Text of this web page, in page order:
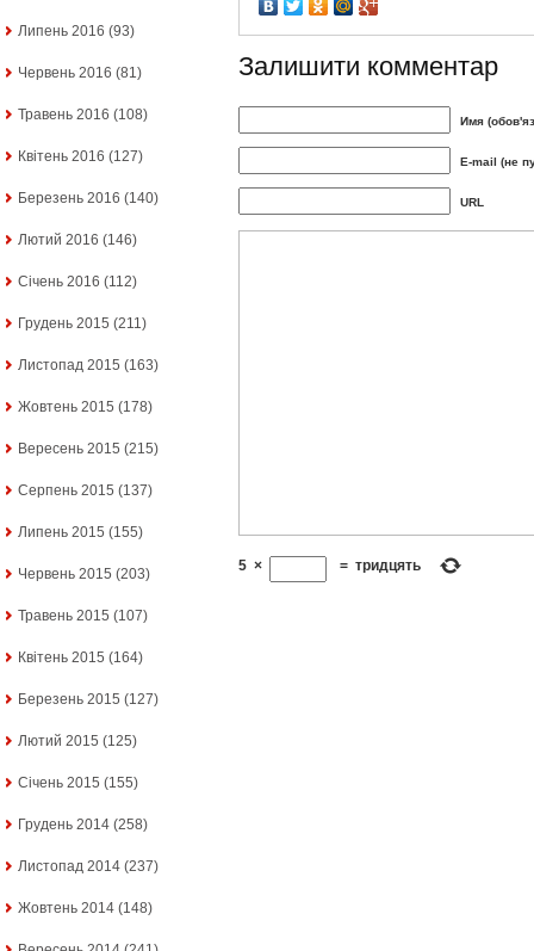
Липень 2016 (93)
Червень 2016 (81)
Травень 2016 (108)
Квітень 2016 (127)
Березень 2016 (140)
Лютий 2016 (146)
Січень 2016 (112)
Грудень 2015 (211)
Листопад 2015 (163)
Жовтень 2015 (178)
Вересень 2015 (215)
Серпень 2015 (137)
Липень 2015 (155)
Червень 2015 (203)
Травень 2015 (107)
Квітень 2015 (164)
Березень 2015 (127)
Лютий 2015 (125)
Січень 2015 (155)
Грудень 2014 (258)
Листопад 2014 (237)
Жовтень 2014 (148)
Залишити комментар
Имя
E-mail (не
URL
5 × = тридцять